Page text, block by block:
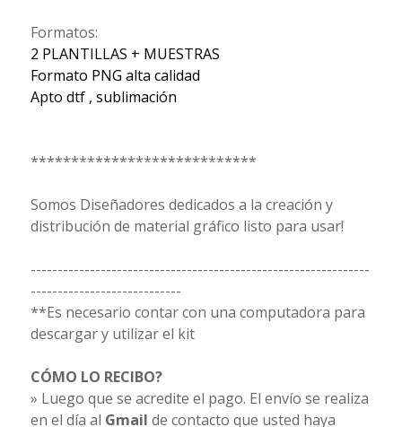
Formatos:
2 PLANTILLAS + MUESTRAS
Formato PNG alta calidad
Apto dtf , sublimación
****************************
Somos Diseñadores dedicados a la creación y
distribución de material gráfico listo para usar!
---------------------------------------------------------------
----------------------------
**Es necesario contar con una computadora para
descargar y utilizar el kit
CÓMO LO RECIBO?
» Luego que se acredite el pago. El envío se realiza
en el día al Gmail de contacto que usted haya